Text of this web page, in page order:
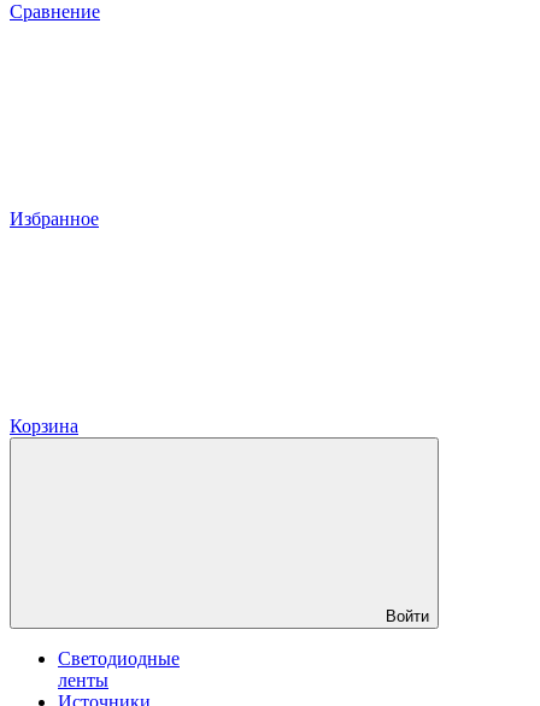
Сравнение
Избранное
Корзина
Войти
Светодиодные
ленты
Источники